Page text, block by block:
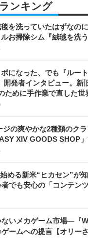
ンキング
毯を洗っていたはずなの
お掃除シム『絨毯を洗
になった、でも『ルー
開発者インタビュー。
ために手作業で直した
ジの爽やかな2種類のク
XIV GOODS SHOP
める新米“ヒカセン”が
でも安心の「コンテン
ないメカゲーム市場―『
ームへの提言【オリー